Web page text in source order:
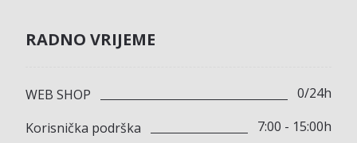
RADNO VRIJEME
WEB SHOP
0/24h
Korisnička podrška
7:00 - 15:00h